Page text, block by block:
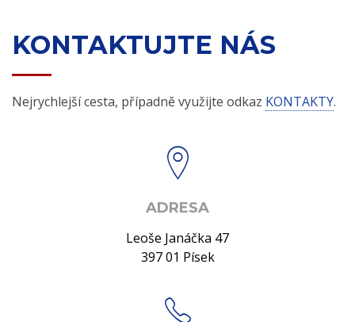
KONTAKTUJTE NÁS
Nejrychlejší cesta, případně využijte odkaz KONTAKTY.
ADRESA
Leoše Janáčka 47
397 01 Písek